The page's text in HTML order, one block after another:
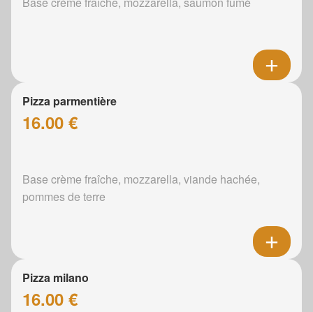
Pizza parmentière
16.00 €
Base crème fraîche, mozzarella, viande hachée,
pommes de terre
Pizza milano
16.00 €